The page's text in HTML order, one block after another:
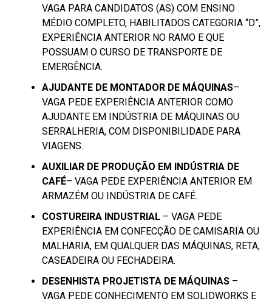
VAGA PARA CANDIDATOS (AS) COM ENSINO
MÉDIO COMPLETO, HABILITADOS CATEGORIA “D”,
EXPERIÊNCIA ANTERIOR NO RAMO E QUE
POSSUAM O CURSO DE TRANSPORTE DE
EMERGÊNCIA.
AJUDANTE DE MONTADOR DE MÁQUINAS–
VAGA PEDE EXPERIÊNCIA ANTERIOR COMO
AJUDANTE EM INDÚSTRIA DE MÁQUINAS OU
SERRALHERIA, COM DISPONIBILIDADE PARA
VIAGENS.
AUXILIAR DE PRODUÇÃO EM INDÚSTRIA DE
CAFÉ– VAGA PEDE EXPERIÊNCIA ANTERIOR EM
ARMAZÉM OU INDÚSTRIA DE CAFÉ.
COSTUREIRA INDUSTRIAL– VAGA PEDE
EXPERIÊNCIA EM CONFECÇÃO DE CAMISARIA OU
MALHARIA, EM QUALQUER DAS MÁQUINAS, RETA,
CASEADEIRA OU FECHADEIRA.
DESENHISTA PROJETISTA DE MÁQUINAS–
VAGA PEDE CONHECIMENTO EM SOLIDWORKS E